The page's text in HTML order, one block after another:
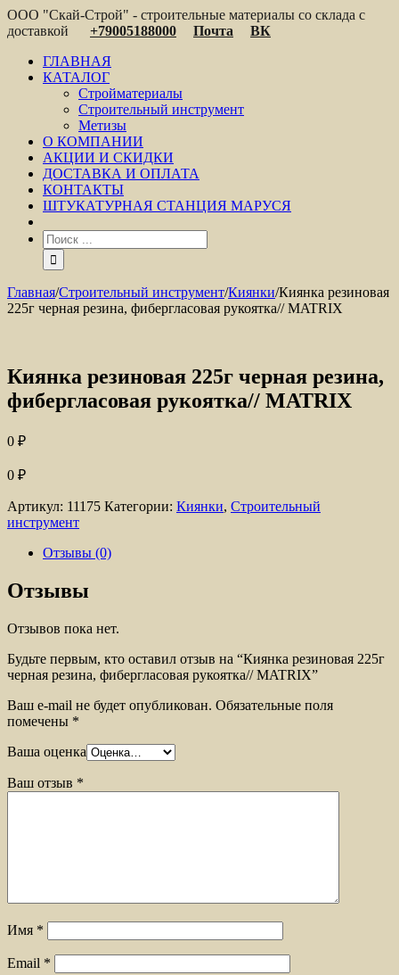
ООО "Скай-Строй" - строительные материалы со склада с
доставкой
+79005188000 Почта
ВК
ГЛАВНАЯ
КАТАЛОГ
Стройматериалы
Строительный инструмент
Метизы
О КОМПАНИИ
АКЦИИ И СКИДКИ
ДОСТАВКА И ОПЛАТА
КОНТАКТЫ
ШТУКАТУРНАЯ СТАНЦИЯ МАРУСЯ
Главная/Строительный инструмент/Киянки/Киянка резиновая
225г черная резина, фибергласовая рукоятка// MATRIX
Киянка резиновая 225г черная резина,
фибергласовая рукоятка// MATRIX
0 ₽
0 ₽
Артикул: 11175 Категории: Киянки, Строительный
инструмент
Отзывы (0)
Отзывы
Отзывов пока нет.
Будьте первым, кто оставил отзыв на “Киянка резиновая 225г
черная резина, фибергласовая рукоятка// MATRIX”
Ваш e-mail не будет опубликован. Обязательные поля
помечены *
Ваша оценка
Ваш отзыв *
Имя *
Email *